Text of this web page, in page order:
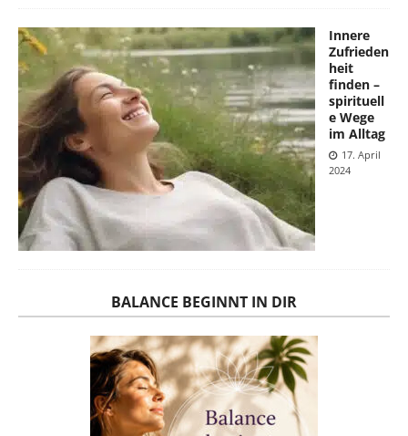
Innere
Zufrieden
heit
finden –
spirituell
e Wege
im Alltag
17. April
2024
BALANCE BEGINNT IN DIR